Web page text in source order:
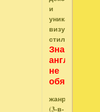
и
уникальным
визуальным
стилем.
Знание
не
жанр:
(3-в-